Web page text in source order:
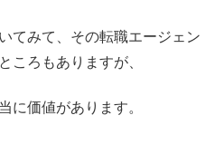
てみて、その転職エージェン
ころもありますが、
に価値があります。